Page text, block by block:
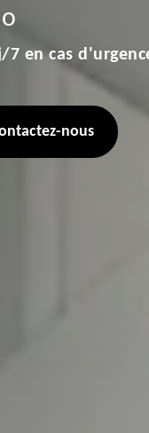
en cas
nous